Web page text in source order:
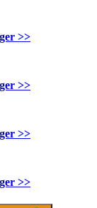
>>
>>
>>
>>